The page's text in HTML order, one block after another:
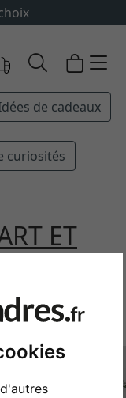
de cadeaux
curiosités
ET